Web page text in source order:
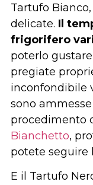
Tartufo
delicate. Il
frigorifero
poterlo
pregiate
inconfondibile
sono
procedimento
Bianchetto,
potete seguire
E il Tartufo